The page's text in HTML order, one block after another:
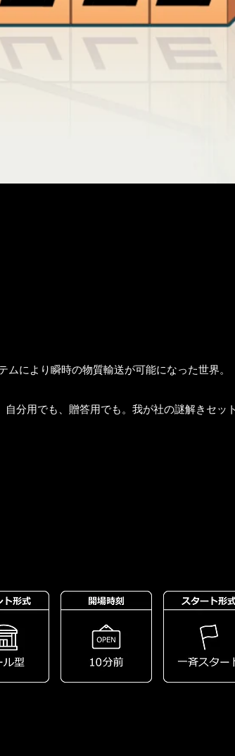
により瞬時の物質輸送が可能になった世界。
分用でも、贈答用でも。我が社の謎解きセッ